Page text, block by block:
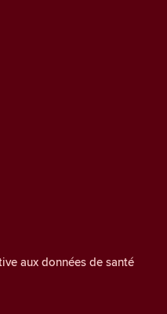
aux données de santé